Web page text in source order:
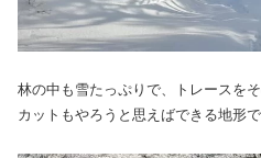
林の中も雪たっぷりで、トレースを
カットもやろうと思えばできる地形で